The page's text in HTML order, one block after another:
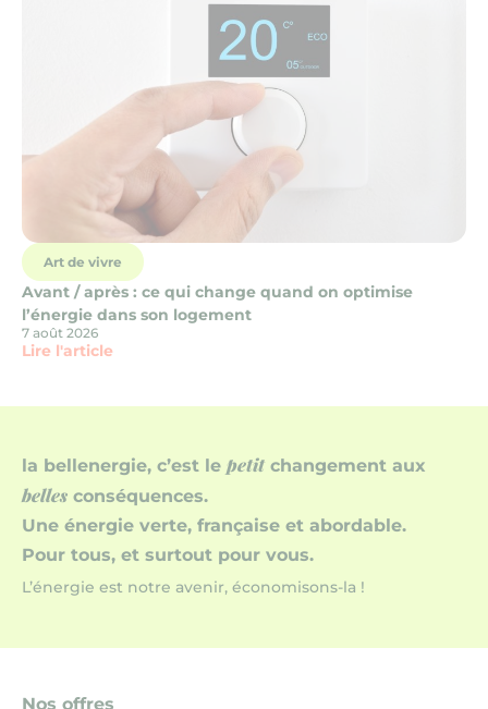
Art de vivre
Avant / après : ce qui change quand on optimise
l’énergie dans son logement
7 août 2026
Lire l'article
la bellenergie, c’est le petit changement aux
belles conséquences.
Une énergie verte, française et abordable.
Pour tous, et surtout pour vous.
L’énergie est notre avenir, économisons-la !
Nos offres